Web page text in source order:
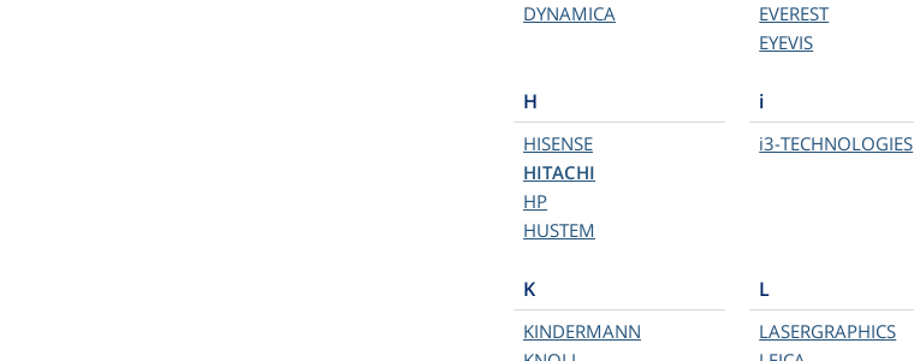
DYNAMICA
EVEREST
EYEVIS
H
HISENSE
HITACHI
HP
HUSTEM
i
i3-TECHNOLOGIES
K
KINDERMANN
L
LASERGRAPHICS